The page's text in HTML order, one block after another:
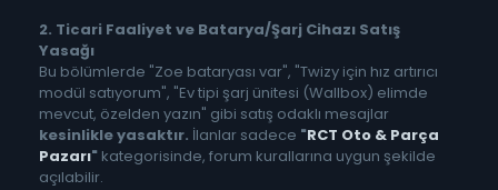
2. Ticari Faaliyet ve Batarya/Şarj Cihazı Satış
Yasağı
Bu bölümlerde "Zoe bataryası var", "Twizy için hız artırıcı
modül satıyorum", "Ev tipi şarj ünitesi (Wallbox) elimde
mevcut, özelden yazın" gibi satış odaklı mesajlar
kesinlikle yasaktır. İlanlar sadece "RCT Oto & Parça
Pazarı"kategorisinde, forum kurallarına uygun şekilde
açılabilir.